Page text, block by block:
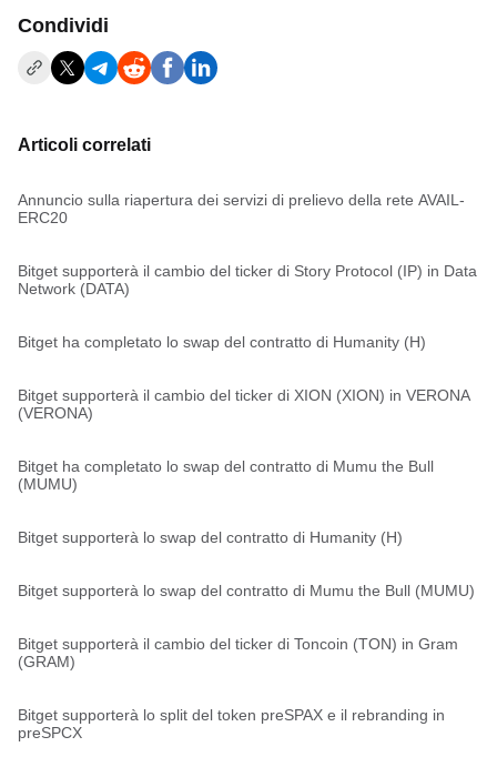
Condividi
Articoli correlati
Annuncio sulla riapertura dei servizi di prelievo della rete AVAIL-
ERC20
Bitget supporterà il cambio del ticker di Story Protocol (IP) in Data
Network (DATA)
Bitget ha completato lo swap del contratto di Humanity (H)
Bitget supporterà il cambio del ticker di XION (XION) in VERONA
(VERONA)
Bitget ha completato lo swap del contratto di Mumu the Bull
(MUMU)
Bitget supporterà lo swap del contratto di Humanity (H)
Bitget supporterà lo swap del contratto di Mumu the Bull (MUMU)
Bitget supporterà il cambio del ticker di Toncoin (TON) in Gram
(GRAM)
Bitget supporterà lo split del token preSPAX e il rebranding in
preSPCX